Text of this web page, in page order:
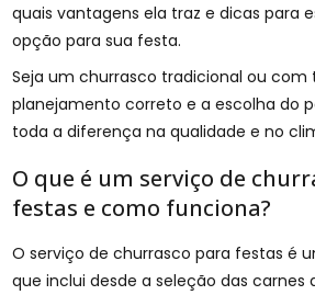
quais vantagens ela traz e dicas para
opção para sua festa.
Seja um churrasco tradicional ou com
planejamento correto e a escolha do
toda a diferença na qualidade e no
O que é um serviço de
festas e como funciona?
O serviço de churrasco para festas é
que inclui desde a seleção das carnes